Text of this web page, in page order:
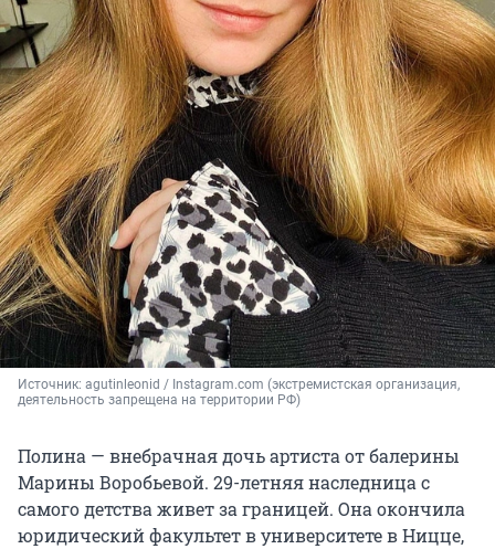
Источник: agutinleonid / Instagram.com (экстремистская организация,
деятельность запрещена на территории РФ)
Полина — внебрачная дочь артиста от балерины
Марины Воробьевой. 29-летняя наследница с
самого детства живет за границей. Она окончила
юридический факультет в университете в Ницце,